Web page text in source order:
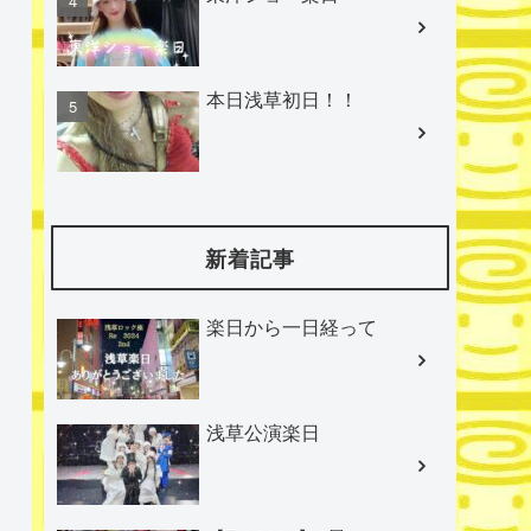
本日浅草初日！！
新着記事
楽日から一日経って
浅草公演楽日